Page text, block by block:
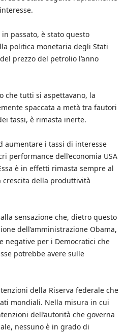
passato, è stato questo
politica monetaria degli Stati
prezzo del petrolio l’anno
che tutti si aspettavano, la
spaccata a metà tra fautori
tassi, è rimasta inerte.
aumentare i tassi di interesse
performance dell’economia USA
è in effetti rimasta sempre al
crescita della produttività
sensazione che, dietro questo
dell’amministrazione Obama,
negative per i Democratici che
potrebbe avere sulle
della Riserva federale che
mondiali. Nella misura in cui
dell’autorità che governa
nessuno è in grado di